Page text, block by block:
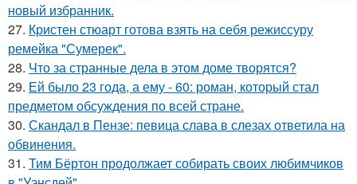
новый избранник.
27. Кристен стюарт готова взять на себя режиссуру
ремейка "Сумерек".
28. Что за странные дела в этом доме творятся?
29. Ей было 23 года, а ему - 60: роман, который стал
предметом обсуждения по всей стране.
30. Скандал в Пензе: певица слава в слезах ответила на
обвинения.
31. Тим Бёртон продолжает собирать своих любимчиков